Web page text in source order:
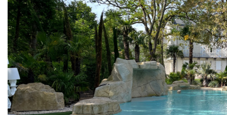
BANCS D'ESSAI
COUPS DE COEUR
DOSSIERS
NOUS CONTACTER